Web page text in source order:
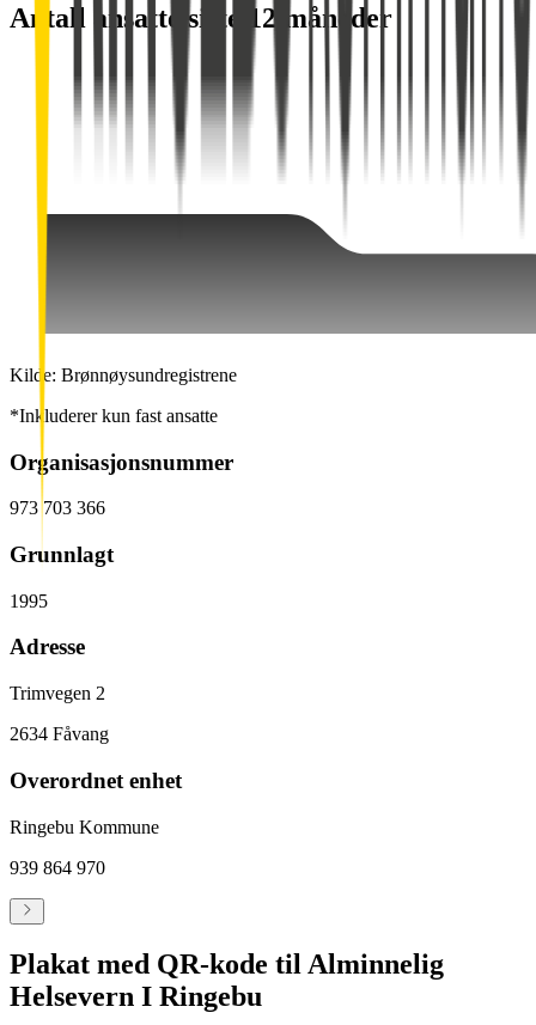
Antall ansatte siste 12 måneder
Kilde: Brønnøysundregistrene
*Inkluderer kun fast ansatte
Organisasjonsnummer
973 703 366
Grunnlagt
1995
Adresse
Trimvegen 2
2634 Fåvang
Overordnet enhet
Ringebu Kommune
939 864 970
Plakat med QR-kode til Alminnelig
Helsevern I Ringebu